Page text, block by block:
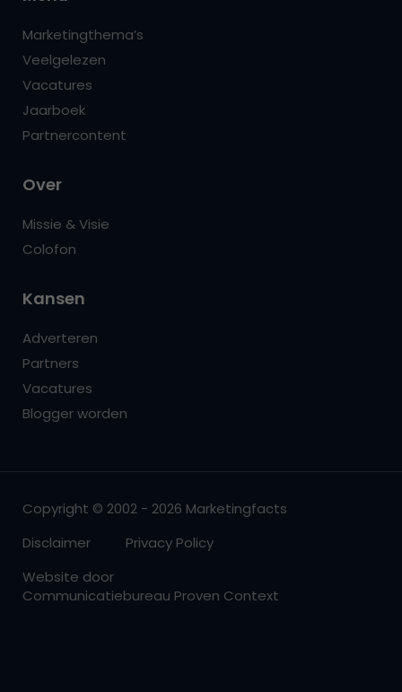
Marketingthema’s
Veelgelezen
Vacatures
Jaarboek
Partnercontent
Over
Missie & Visie
Colofon
Kansen
Adverteren
Partners
Vacatures
Blogger worden
Copyright © 2002 - 2026 Marketingfacts
Disclaimer
Privacy Policy
Website door
Communicatiebureau Proven Context